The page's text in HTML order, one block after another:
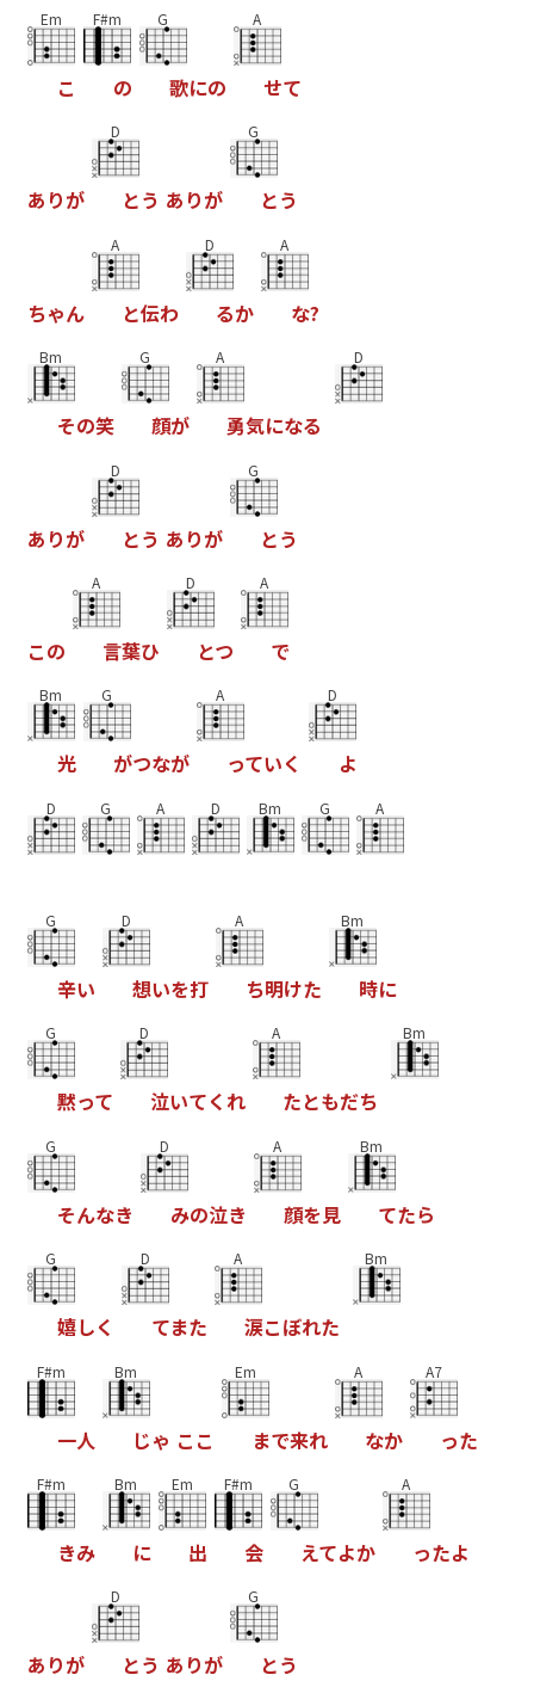
Em
こ
F#m
の
G
歌にの
A
せて
あ りが
D
とう あ りが
G
とう
ちゃん
A
と伝わ
D
るか
A
な?
Bm
その笑
G
顔が
A
勇気になる
D
あ りが
D
とう あ りが
G
とう
この
A
言葉ひ
D
とつ
A
で
Bm
光
G
がつなが
A
っていく
D
よ
D G A D Bm G A
G
辛い
D
想いを打
A
ち明けた
Bm
時に
G
黙って
D
泣いてく れ
A
たともだち
Bm
G
そんなき
D
みの泣き
A
顔を見
Bm
てたら
G
嬉しく
D
てまた
A
涙こぼれた
Bm
F#m
一人
Bm
じゃ こ こ
Em
まで来れ
A
なか
A7
った
F#m
きみ
Bm
に
Em
出
F#m
会
G
えてよか
A
ったよ
あ りが
D
とう あ りが
G
とう